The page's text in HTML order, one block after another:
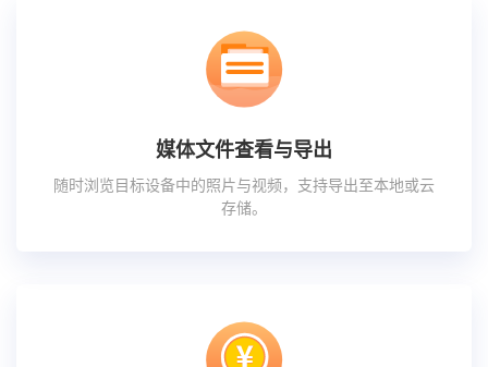
媒体文件查看与导出
随时浏览目标设备中的照片与视频，支持导出至本地或云
存储。